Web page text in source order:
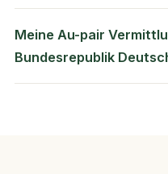
Meine Au-pair
Bundesrepublik